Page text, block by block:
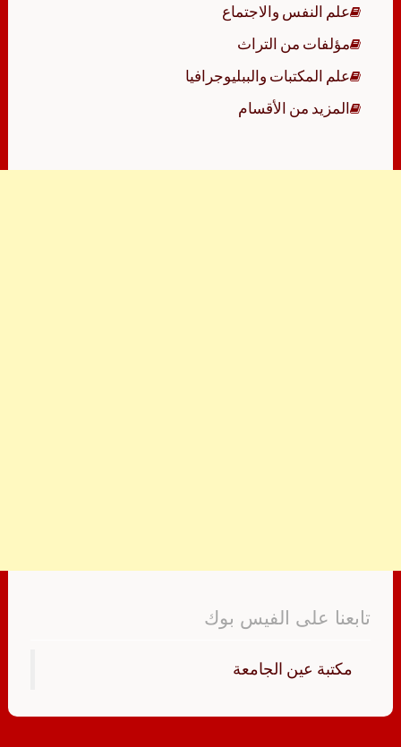
علم النفس والاجتماع
مؤلفات من التراث
علم المكتبات والببليوجرافيا
المزيد من الأقسام
تابعنا على الفيس بوك
‏مكتبة عين الجامعة‏